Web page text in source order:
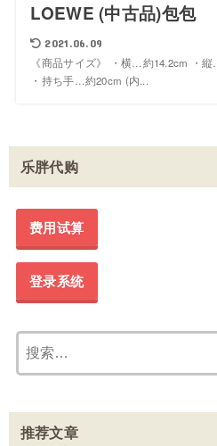
LOEWE (中古品)包包
2021.06.09
《商品サイズ》 ・横…約14.2cm ・
・持ち手…約20cm (内...
乐胖代购
费用试算
登录系统
索
推荐文章